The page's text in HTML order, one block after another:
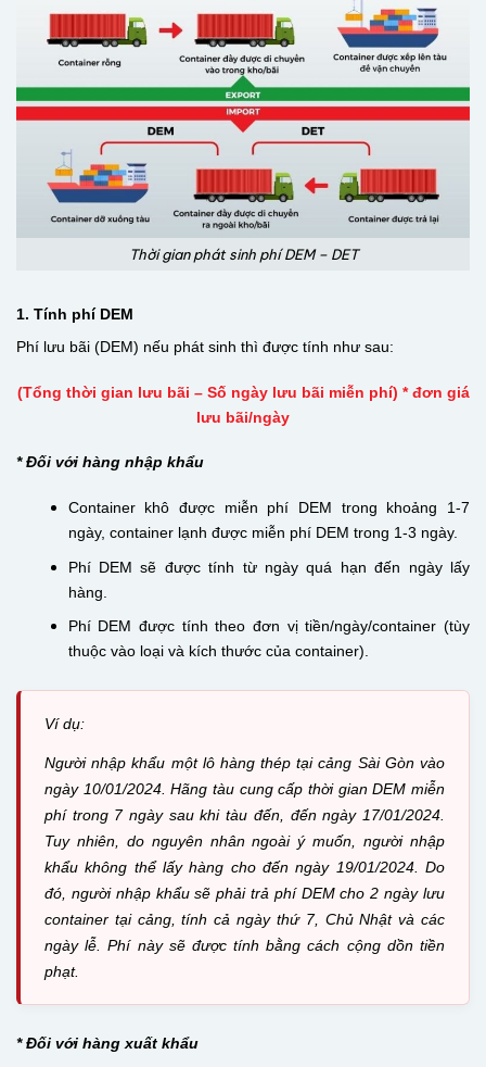
Thời gian phát sinh phí DEM – DET
1. Tính phí DEM
Phí lưu bãi (DEM) nếu phát sinh thì được tính như sau:
(Tổng thời gian lưu bãi – Số ngày lưu bãi miễn phí) * đơn giá
lưu bãi/ngày
* Đối với hàng nhập khẩu
Container khô được miễn phí DEM trong khoảng 1-7
ngày, container lạnh được miễn phí DEM trong 1-3 ngày.
Phí DEM sẽ được tính từ ngày quá hạn đến ngày lấy
hàng.
Phí DEM được tính theo đơn vị tiền/ngày/container (tùy
thuộc vào loại và kích thước của container).
Ví dụ:
Người nhập khẩu một lô hàng thép tại cảng Sài Gòn vào
ngày 10/01/2024. Hãng tàu cung cấp thời gian DEM miễn
phí trong 7 ngày sau khi tàu đến, đến ngày 17/01/2024.
Tuy nhiên, do nguyên nhân ngoài ý muốn, người nhập
khẩu không thể lấy hàng cho đến ngày 19/01/2024. Do
đó, người nhập khẩu sẽ phải trả phí DEM cho 2 ngày lưu
container tại cảng, tính cả ngày thứ 7, Chủ Nhật và các
ngày lễ. Phí này sẽ được tính bằng cách cộng dồn tiền
phạt.
* Đối với hàng xuất khẩu